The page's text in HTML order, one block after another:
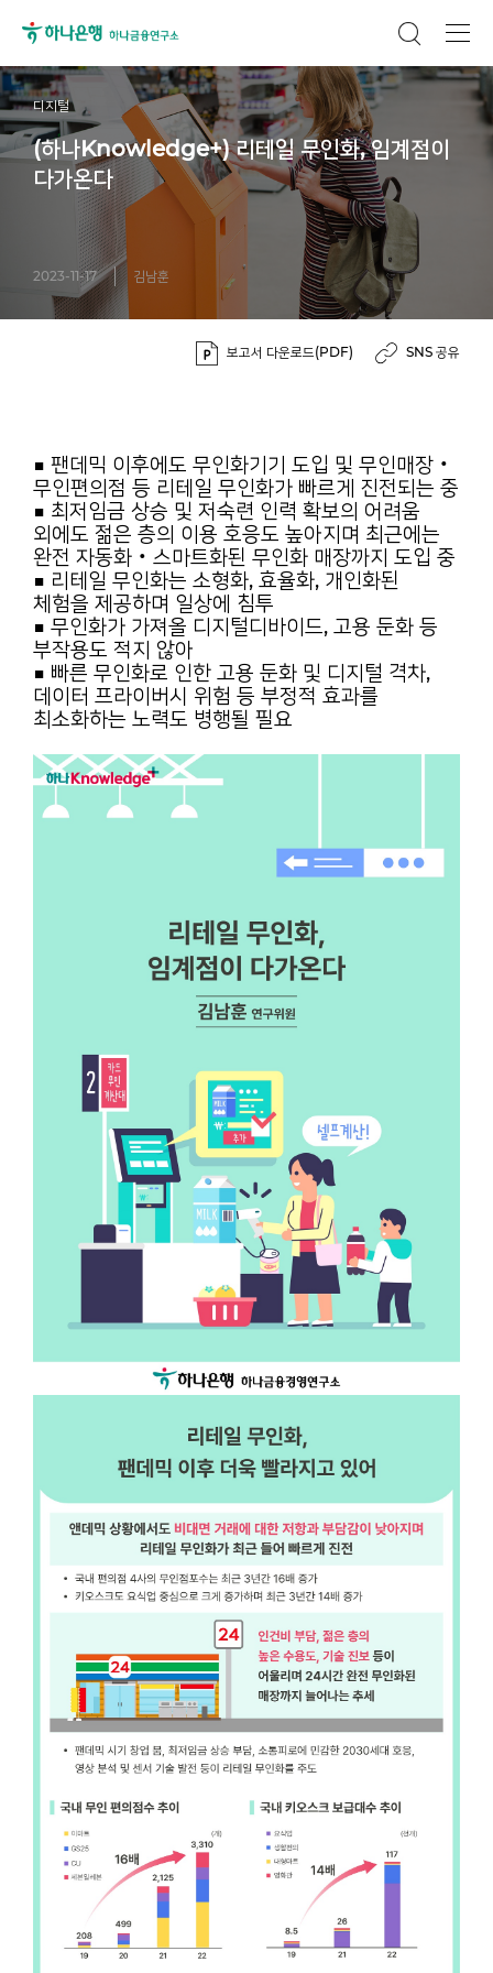
디지털
(하나Knowledge+) 리테일 무인화, 임계점이
다가온다
2023-11-17 김남훈
보고서 다운로드(PDF) SNS 공유
■ 팬데믹 이후에도 무인화기기 도입 및 무인매장‧
무인편의점 등 리테일 무인화가 빠르게 진전되는 중
■ 최저임금 상승 및 저숙련 인력 확보의 어려움
외에도 젊은 층의 이용 호응도 높아지며 최근에는
완전 자동화‧스마트화된 무인화 매장까지 도입 중
■ 리테일 무인화는 소형화, 효율화, 개인화된
체험을 제공하며 일상에 침투
■ 무인화가 가져올 디지털디바이드, 고용 둔화 등
부작용도 적지 않아
■ 빠른 무인화로 인한 고용 둔화 및 디지털 격차,
데이터 프라이버시 위험 등 부정적 효과를
최소화하는 노력도 병행될 필요